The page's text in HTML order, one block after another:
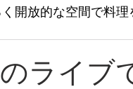
開放的な空間で料理
ライブ